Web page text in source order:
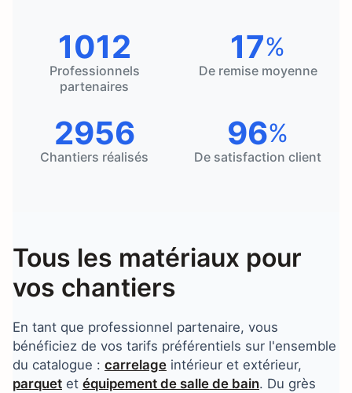
1012
Professionnels
partenaires
17%
De remise moyenne
2956
Chantiers réalisés
96%
De satisfaction client
Tous les matériaux pour
vos chantiers
En tant que professionnel partenaire, vous
bénéficiez de vos tarifs préférentiels sur l'ensemble
du catalogue : carrelage intérieur et extérieur,
parquet et équipement de salle de bain. Du grès